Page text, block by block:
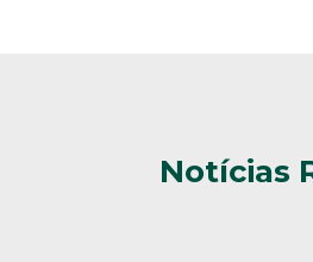
Notícias